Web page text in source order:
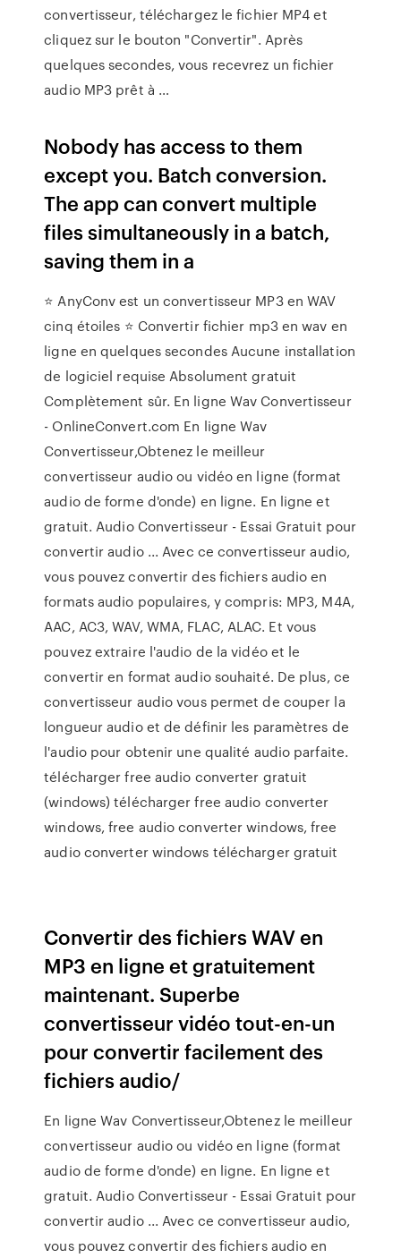
convertisseur, téléchargez le fichier MP4 et
cliquez sur le bouton "Convertir". Après
quelques secondes, vous recevrez un fichier
audio MP3 prêt à …
Nobody has access to them
except you. Batch conversion.
The app can convert multiple
files simultaneously in a batch,
saving them in a
⭐ AnyConv est un convertisseur MP3 en WAV
cinq étoiles ⭐ Convertir fichier mp3 en wav en
ligne en quelques secondes Aucune installation
de logiciel requise Absolument gratuit
Complètement sûr. En ligne Wav Convertisseur
- OnlineConvert.com En ligne Wav
Convertisseur,Obtenez le meilleur
convertisseur audio ou vidéo en ligne (format
audio de forme d'onde) en ligne. En ligne et
gratuit. Audio Convertisseur - Essai Gratuit pour
convertir audio ... Avec ce convertisseur audio,
vous pouvez convertir des fichiers audio en
formats audio populaires, y compris: MP3, M4A,
AAC, AC3, WAV, WMA, FLAC, ALAC. Et vous
pouvez extraire l'audio de la vidéo et le
convertir en format audio souhaité. De plus, ce
convertisseur audio vous permet de couper la
longueur audio et de définir les paramètres de
l'audio pour obtenir une qualité audio parfaite.
télécharger free audio converter gratuit
(windows) télécharger free audio converter
windows, free audio converter windows, free
audio converter windows télécharger gratuit
Convertir des fichiers WAV en
MP3 en ligne et gratuitement
maintenant. Superbe
convertisseur vidéo tout-en-un
pour convertir facilement des
fichiers audio/
En ligne Wav Convertisseur,Obtenez le meilleur
convertisseur audio ou vidéo en ligne (format
audio de forme d'onde) en ligne. En ligne et
gratuit. Audio Convertisseur - Essai Gratuit pour
convertir audio ... Avec ce convertisseur audio,
vous pouvez convertir des fichiers audio en